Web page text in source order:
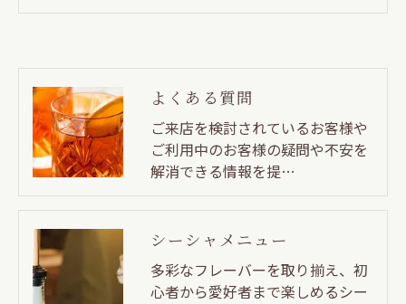
よくある質問
ご来店を検討されているお客様や
ご利用中のお客様の疑問や不安を
解消できる情報を提…
シーシャメニュー
多彩なフレーバーを取り揃え、初
心者から愛好者まで楽しめるシー